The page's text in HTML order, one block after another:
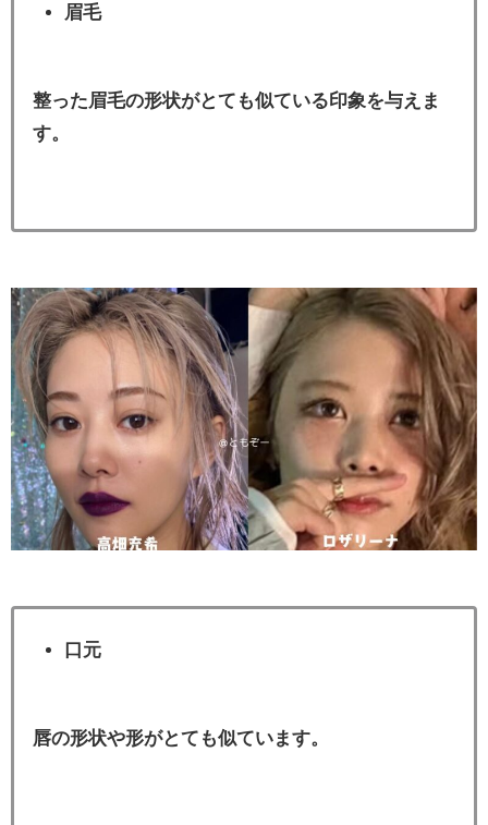
眉毛
整った眉毛の形状がとても似ている印象を与えま
す。
口元
唇の形状や形がとても似ています。